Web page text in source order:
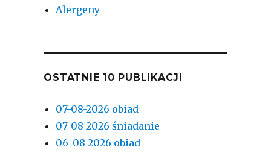
Alergeny
OSTATNIE 10 PUBLIKACJI
07-08-2026 obiad
07-08-2026 śniadanie
06-08-2026 obiad